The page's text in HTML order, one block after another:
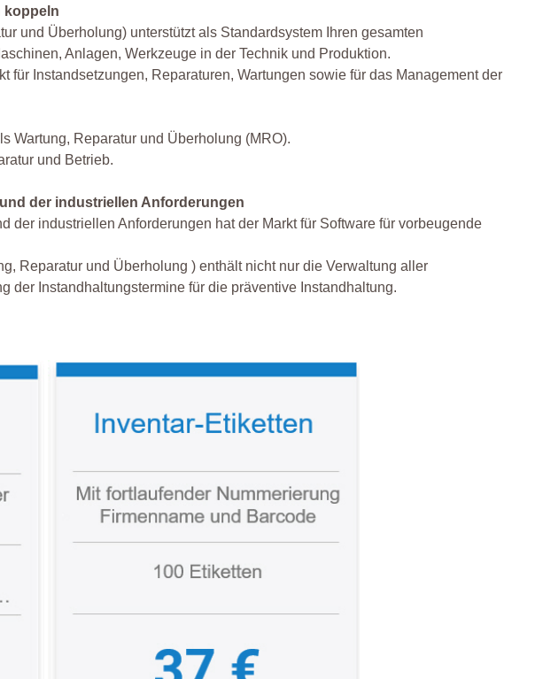
koppeln
und Überholung) unterstützt als Standardsystem Ihren gesamten
Anlagen, Werkzeuge in der Technik und Produktion.
für Instandsetzungen, Reparaturen, Wartungen sowie für das Management der
Wartung, Reparatur und Überholung (MRO).
und Betrieb.
der industriellen Anforderungen
der industriellen Anforderungen hat der Markt für Software für vorbeugende
Reparatur und Überholung ) enthält nicht nur die Verwaltung aller
der Instandhaltungstermine für die präventive Instandhaltung.